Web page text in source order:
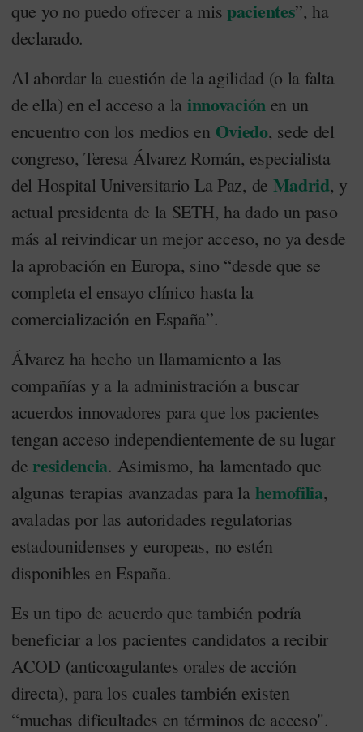
que yo no puedo ofrecer a mis pacientes”, ha
declarado.
Al abordar la cuestión de la agilidad (o la falta
de ella) en el acceso a la innovaciónen un
encuentro con los medios en Oviedo, sede del
congreso, Teresa Álvarez Román, especialista
del Hospital Universitario La Paz, de Madrid, y
actual presidenta de la SETH, ha dado un paso
más al reivindicar un mejor acceso, no ya desde
la aprobación en Europa, sino “desde que se
completa el ensayo clínico hasta la
comercialización en España”.
Álvarez ha hecho un llamamiento a las
compañías y a la administración a buscar
acuerdos innovadores para que los pacientes
tengan acceso independientemente de su lugar
de residencia. Asimismo, ha lamentado que
algunas terapias avanzadas para la hemofilia,
avaladas por las autoridades regulatorias
estadounidenses y europeas, no estén
disponibles en España.
Es un tipo de acuerdo que también podría
beneficiar a los pacientes candidatos a recibir
ACOD (anticoagulantes orales de acción
directa), para los cuales también existen
“muchas dificultades en términos de acceso".